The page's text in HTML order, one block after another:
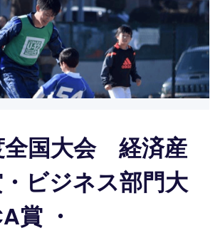
全国大会 経済産
ビジネス部門大
賞 ・